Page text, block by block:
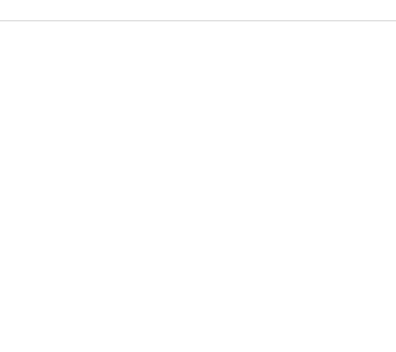
Ingrediente registrado,
Ingrediente registrado,